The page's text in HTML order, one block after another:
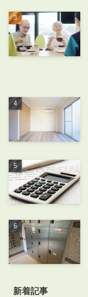
新着記事